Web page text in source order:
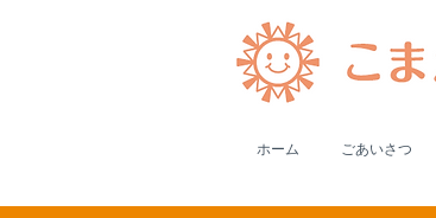
ホーム ごあいさつ